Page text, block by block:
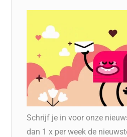
Schrijf je in voor onze
dan 1 x per week de